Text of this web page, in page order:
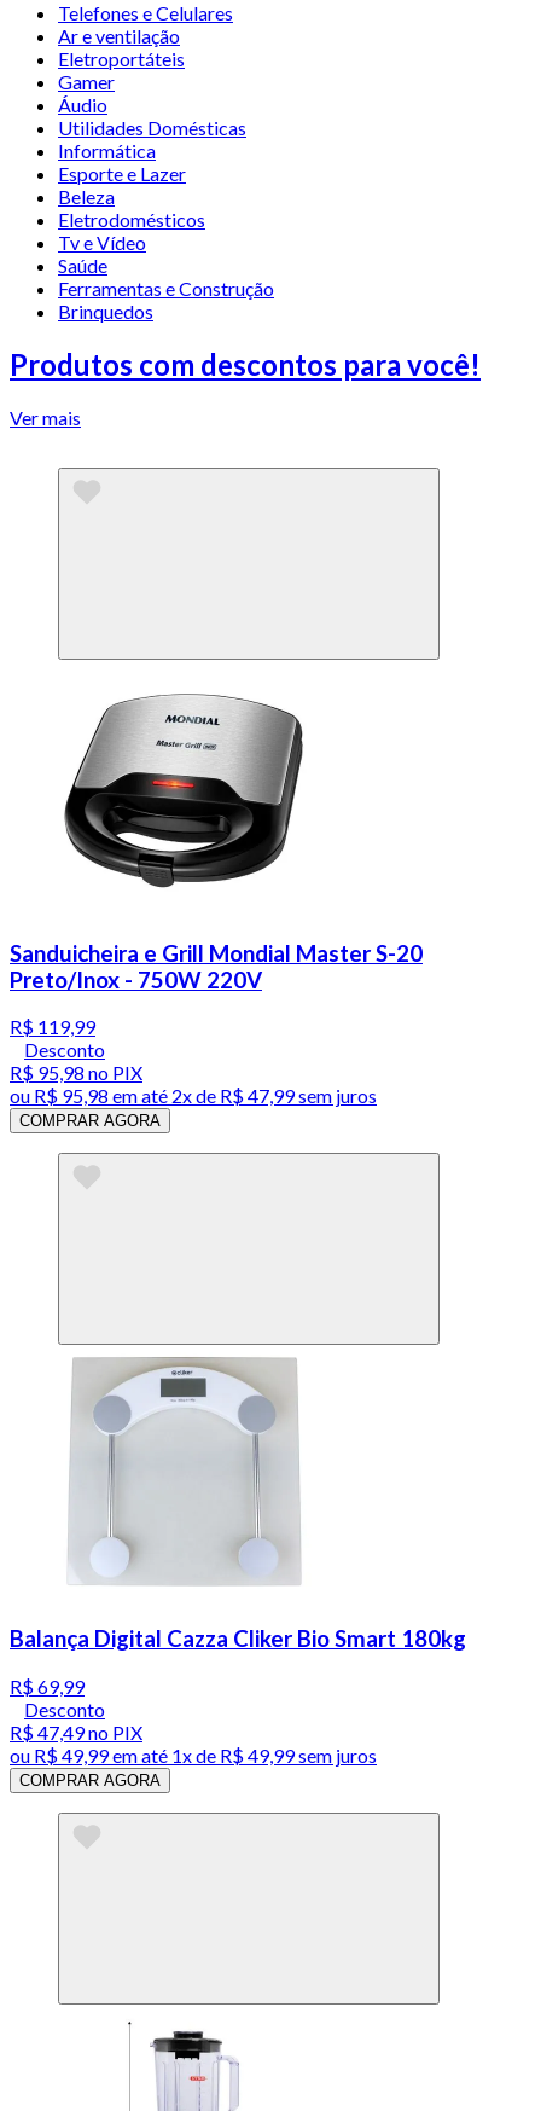
Telefones e Celulares
Ar e ventilação
Eletroportáteis
Gamer
Áudio
Utilidades Domésticas
Informática
Esporte e Lazer
Beleza
Eletrodomésticos
Tv e Vídeo
Saúde
Ferramentas e Construção
Brinquedos
Produtos com descontos para você!
Ver mais
Sanduicheira e Grill Mondial Master S-20
Preto/Inox - 750W 220V
R$ 119,99
Desconto
R$ 95,98 no PIX
ou R$ 95,98 em até 2x de R$ 47,99 sem juros
COMPRAR AGORA
Balança Digital Cazza Cliker Bio Smart 180kg
R$ 69,99
Desconto
R$ 47,49no PIX
ou R$ 49,99em até 1x de R$ 49,99sem juros
COMPRAR AGORA